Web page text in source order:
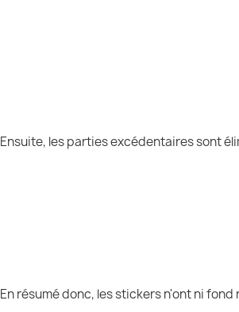
Ensuite, les parties excédentaires sont
En résumé donc, les stickers n'ont ni